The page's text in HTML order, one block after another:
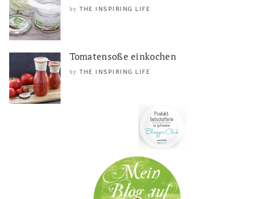
by THE INSPIRING LIFE
Tomatensoße einkochen
by THE INSPIRING LIFE